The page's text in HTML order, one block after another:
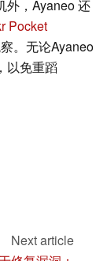
外，Ayaneo 还
Pocket
。无论Ayaneo
以免重蹈
Next article